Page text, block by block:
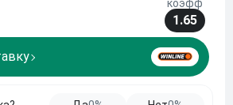
тяжело навязать борьбу
п
коэфф
1.65